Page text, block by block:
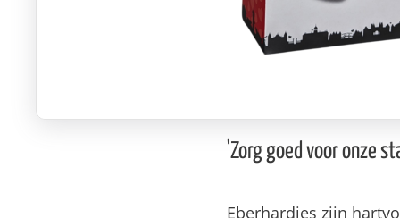
'Zorg goed voor onze
Eberhardjes zijn